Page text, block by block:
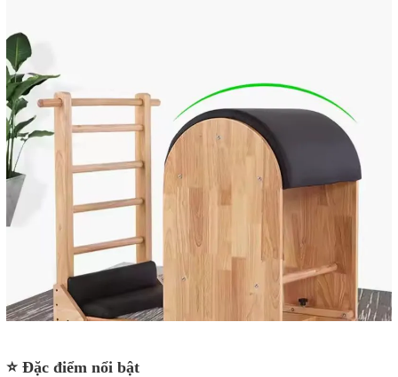
⭐ Đặc điểm nổi bật